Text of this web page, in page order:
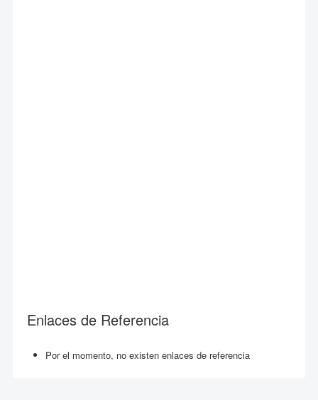
Enlaces de Referencia
Por el momento, no existen enlaces de referencia